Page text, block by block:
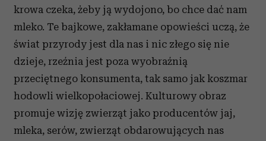
krowa czeka, żeby ją wydojono, bo chce dać nam
mleko. Te bajkowe, zakłamane opowieści uczą, że
świat przyrody jest dla nas i nic złego się nie
dzieje, rzeźnia jest poza wyobraźnią
przeciętnego konsumenta, tak samo jak koszmar
hodowli wielkopołaciowej. Kulturowy obraz
promuje wizję zwierząt jako producentów jaj,
mleka, serów, zwierząt obdarowujących nas